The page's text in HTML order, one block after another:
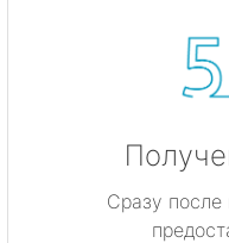
Сразу после